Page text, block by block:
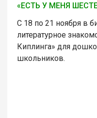
«ЕСТЬ У МЕНЯ
С 18 по 21 ноября в
литературное
Киплинга» для
школьников.